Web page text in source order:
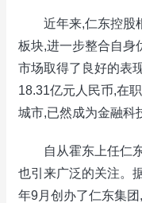
近年来,仁东控股根
板块,进一步整合自身
市场取得了良好的表
18.31亿元人民币,在
城市,已然成为金融科
自从霍东上任仁东
也引来广泛的关注。
年9月创办了仁东集团